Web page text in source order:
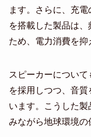
ます。さらに、充
を搭載した製品は
ため、電力消費を抑
スピーカーについ
を採用しつつ、音
います。こうした
みながら地球環境の